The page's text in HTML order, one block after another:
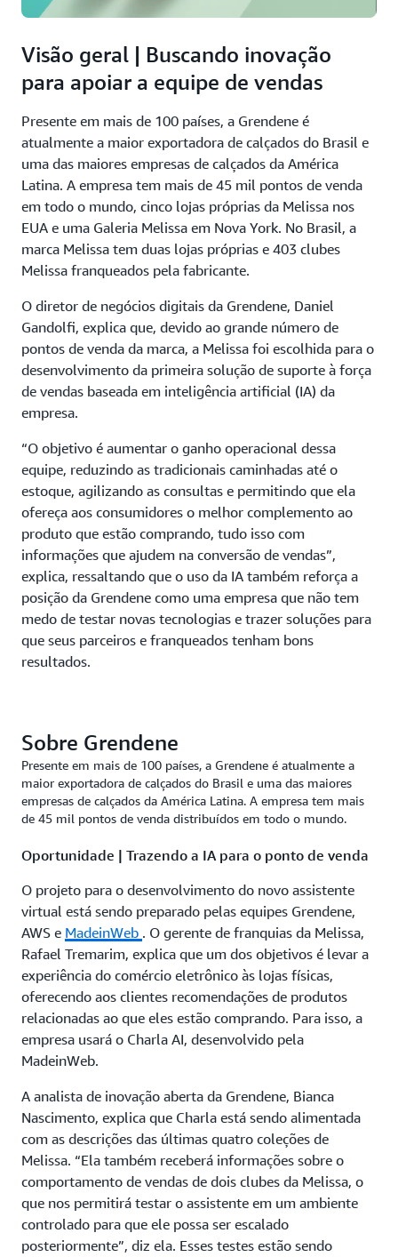
Visão geral | Buscando inovação
para apoiar a equipe de vendas
Presente em mais de 100 países, a Grendene é
atualmente a maior exportadora de calçados do Brasil e
uma das maiores empresas de calçados da América
Latina. A empresa tem mais de 45 mil pontos de venda
em todo o mundo, cinco lojas próprias da Melissa nos
EUA e uma Galeria Melissa em Nova York. No Brasil, a
marca Melissa tem duas lojas próprias e 403 clubes
Melissa franqueados pela fabricante.
O diretor de negócios digitais da Grendene, Daniel
Gandolfi, explica que, devido ao grande número de
pontos de venda da marca, a Melissa foi escolhida para o
desenvolvimento da primeira solução de suporte à força
de vendas baseada em inteligência artificial (IA) da
empresa.
“O objetivo é aumentar o ganho operacional dessa
equipe, reduzindo as tradicionais caminhadas até o
estoque, agilizando as consultas e permitindo que ela
ofereça aos consumidores o melhor complemento ao
produto que estão comprando, tudo isso com
informações que ajudem na conversão de vendas”,
explica, ressaltando que o uso da IA também reforça a
posição da Grendene como uma empresa que não tem
medo de testar novas tecnologias e trazer soluções para
que seus parceiros e franqueados tenham bons
resultados.
Sobre Grendene
Presente em mais de 100 países, a Grendene é atualmente a
maior exportadora de calçados do Brasil e uma das maiores
empresas de calçados da América Latina. A empresa tem mais
de 45 mil pontos de venda distribuídos em todo o mundo.
Oportunidade | Trazendo a IA para o ponto de venda
O projeto para o desenvolvimento do novo assistente
virtual está sendo preparado pelas equipes Grendene,
AWS e MadeinWeb . O gerente de franquias da Melissa,
Rafael Tremarim, explica que um dos objetivos é levar a
experiência do comércio eletrônico às lojas físicas,
oferecendo aos clientes recomendações de produtos
relacionadas ao que eles estão comprando. Para isso, a
empresa usará o Charla AI, desenvolvido pela
MadeinWeb.
A analista de inovação aberta da Grendene, Bianca
Nascimento, explica que Charla está sendo alimentada
com as descrições das últimas quatro coleções de
Melissa. “Ela também receberá informações sobre o
comportamento de vendas de dois clubes da Melissa, o
que nos permitirá testar o assistente em um ambiente
controlado para que ele possa ser escalado
posteriormente”, diz ela. Esses testes estão sendo